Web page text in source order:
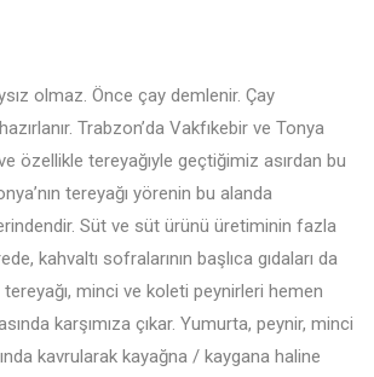
olmaz. Önce çay demlenir. Çay
Trabzon’da Vakfıkebir ve Tonya
özellikle tereyağıyle geçtiğimiz asırdan bu
tereyağı yörenin bu alanda
Süt ve süt ürünü üretiminin fazla
kahvaltı sofralarının başlıca gıdaları da
tereyağı, minci ve koleti peynirleri hemen
karşımıza çıkar. Yumurta, peynir, minci
kavrularak kayağna / kaygana haline